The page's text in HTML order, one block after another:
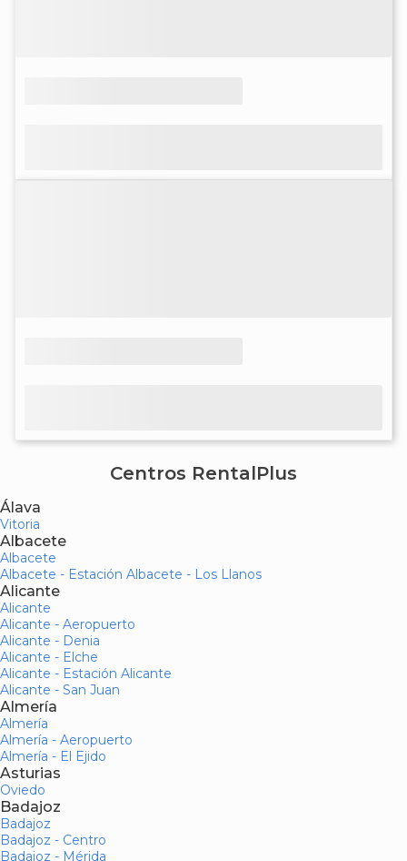
Centros RentalPlus
Álava
Vitoria
Albacete
Albacete
Albacete - Estación Albacete - Los Llanos
Alicante
Alicante
Alicante - Aeropuerto
Alicante - Denia
Alicante - Elche
Alicante - Estación Alicante
Alicante - San Juan
Almería
Almería
Almería - Aeropuerto
Almería - El Ejido
Asturias
Oviedo
Badajoz
Badajoz
Badajoz - Centro
Badajoz - Mérida